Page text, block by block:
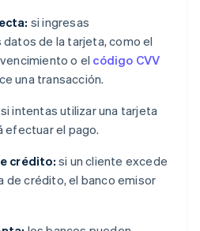
si ingresas
de la tarjeta, como el
o el código CVV
una transacción.
si intentas utilizar una tarjeta
efectuar el pago.
crédito: si un cliente excede
de crédito, el banco emisor